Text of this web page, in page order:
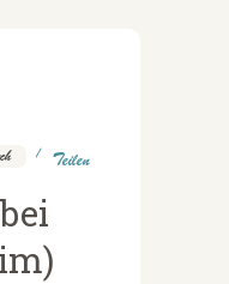
Teilen